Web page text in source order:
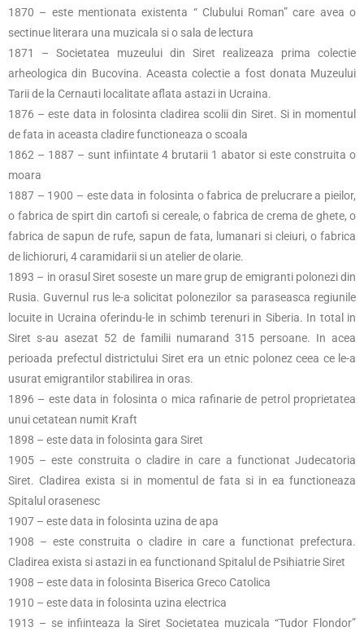
1870 – este mentionata existenta “ Clubului Roman” care avea o
sectinue literara una muzicala si o sala de lectura
1871 – Societatea muzeului din Siret realizeaza prima colectie
arheologica din Bucovina. Aceasta colectie a fost donata Muzeului
Tarii de la Cernauti localitate aflata astazi in Ucraina.
1876 – este data in folosinta cladirea scolii din Siret. Si in momentul
de fata in aceasta cladire functioneaza o scoala
1862 – 1887 – sunt infiintate 4 brutarii 1 abator si este construita o
moara
1887 – 1900 – este data in folosinta o fabrica de prelucrare a pieilor,
o fabrica de spirt din cartofi si cereale, o fabrica de crema de ghete, o
fabrica de sapun de rufe, sapun de fata, lumanari si cleiuri, o fabrica
de lichioruri, 4 caramidarii si un atelier de olarie.
1893 – in orasul Siret soseste un mare grup de emigranti polonezi din
Rusia. Guvernul rus le-a solicitat polonezilor sa paraseasca regiunile
locuite in Ucraina oferindu-le in schimb terenuri in Siberia. In total in
Siret s-au asezat 52 de familii numarand 315 persoane. In acea
perioada prefectul districtului Siret era un etnic polonez ceea ce le-a
usurat emigrantilor stabilirea in oras.
1896 – este data in folosinta o mica rafinarie de petrol proprietatea
unui cetatean numit Kraft
1898 – este data in folosinta gara Siret
1905 – este construita o cladire in care a functionat Judecatoria
Siret. Cladirea exista si in momentul de fata si in ea functioneaza
Spitalul orasenesc
1907 – este data in folosinta uzina de apa
1908 – este construita o cladire in care a functionat prefectura.
Cladirea exista si astazi in ea functionand Spitalul de Psihiatrie Siret
1908 – este data in folosinta Biserica Greco Catolica
1910 – este data in folosinta uzina electrica
1913 – se infiinteaza la Siret Societatea muzicala “Tudor Flondor”